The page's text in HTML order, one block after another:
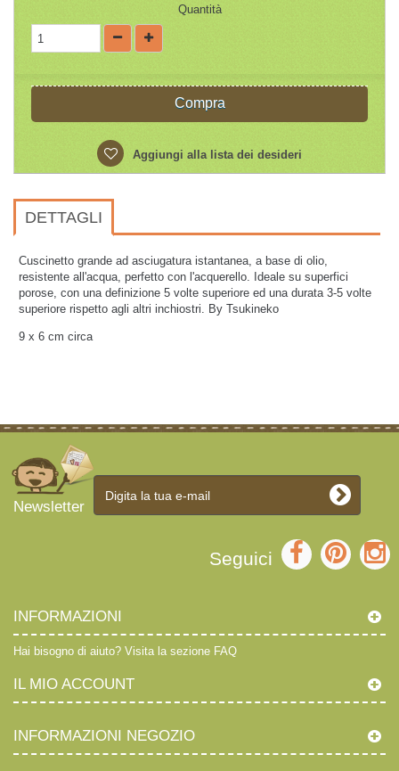
Quantità
Compra
Aggiungi alla lista dei desideri
DETTAGLI
Cuscinetto grande ad asciugatura istantanea, a base di olio,
resistente all'acqua, perfetto con l'acquerello. Ideale su superfici
porose, con una definizione 5 volte superiore ed una durata 3-5 volte
superiore rispetto agli altri inchiostri. By Tsukineko
9 x 6 cm circa
Newsletter
Seguici
INFORMAZIONI
Hai bisogno di aiuto? Visita la sezione FAQ
IL MIO ACCOUNT
INFORMAZIONI NEGOZIO